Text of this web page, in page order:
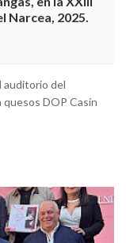
Narcea, 2025.
auditorio del
DOP Casín